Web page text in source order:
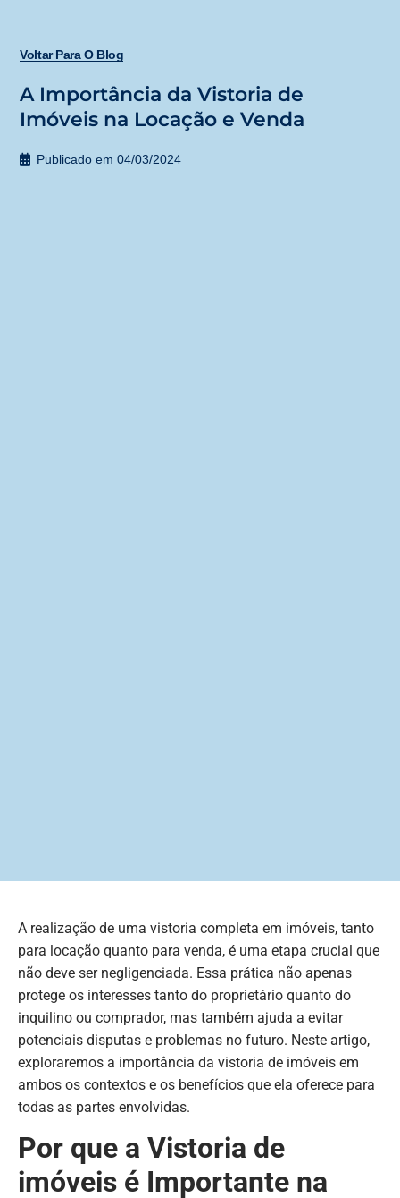
Voltar Para O Blog
A Importância da Vistoria de
Imóveis na Locação e Venda
Publicado em 04/03/2024
A realização de uma vistoria completa em imóveis, tanto
para locação quanto para venda, é uma etapa crucial que
não deve ser negligenciada. Essa prática não apenas
protege os interesses tanto do proprietário quanto do
inquilino ou comprador, mas também ajuda a evitar
potenciais disputas e problemas no futuro. Neste artigo,
exploraremos a importância da vistoria de imóveis em
ambos os contextos e os benefícios que ela oferece para
todas as partes envolvidas.
Por que a Vistoria de
imóveis é Importante na